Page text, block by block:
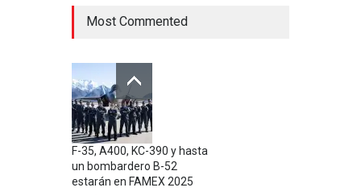
Most Commented
F-35, A400, KC-390 y hasta
un bombardero B-52
estarán en FAMEX 2025